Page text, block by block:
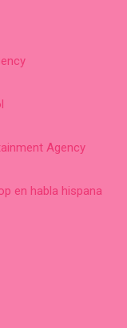
Agency
en habla hispana